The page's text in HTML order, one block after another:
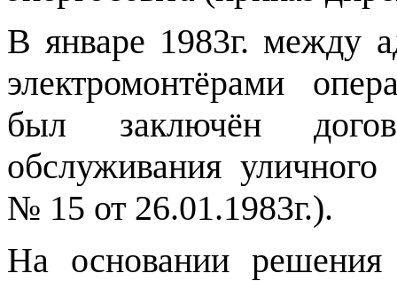
В январе 1983г. между
электромонтёрами
был заключён
обслуживания
№ 15 от 26.01.1983г.).
На основании решения